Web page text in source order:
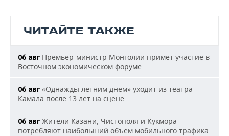
ЧИТАЙТЕ ТАКЖЕ
06 авг Премьер-министр Монголии примет участие в
Восточном экономическом форуме
06 авг «Однажды летним днем» уходит из театра
Камала после 13 лет на сцене
06 авг Жители Казани, Чистополя и Кукмора
потребляют наибольший объем мобильного трафика